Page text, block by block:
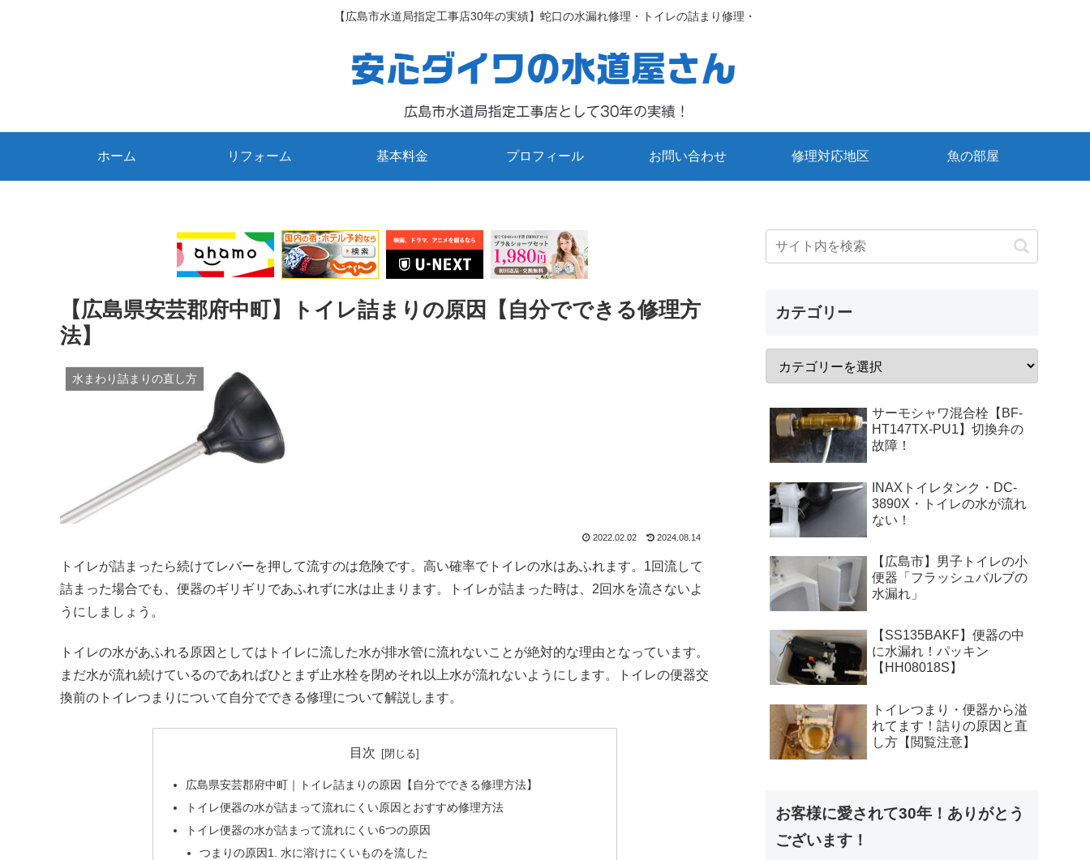
【広島市水道局指定工事店30年の実績】蛇口の水漏れ修理・トイレの詰まり修理・
ホーム リフォーム 基本料金 プロフィール お問い合わせ 修理対応地区 魚の部屋
【広島県安芸郡府中町】トイレ詰まりの原因【自分でできる修理方
法】
水まわり詰まりの直し方
2022.02.02 2024.08.14
トイレが詰まったら続けてレバーを押して流すのは危険です。高い確率でトイレの水はあふれます。1回流して
詰まった場合でも、便器のギリギリであふれずに水は止まります。トイレが詰まった時は、2回水を流さないよ
うにしましょう。
トイレの水があふれる原因としてはトイレに流した水が排水管に流れないことが絶対的な理由となっています。
まだ水が流れ続けているのであればひとまず止水栓を閉めそれ以上水が流れないようにします。トイレの便器交
換前のトイレつまりについて自分でできる修理について解説します。
目次
広島県安芸郡府中町｜トイレ詰まりの原因【自分でできる修理方法】
トイレ便器の水が詰まって流れにくい原因とおすすめ修理方法
トイレ便器の水が詰まって流れにくい6つの原因
つまりの原因1. 水に溶けにくいものを流した
カテゴリー
サーモシャワ混合栓【BF-
HT147TX-PU1】切換弁の
故障！
INAXトイレタンク・DC-
3890X・トイレの水が流れ
ない！
【広島市】男子トイレの小
便器「フラッシュバルブの
水漏れ」
【SS135BAKF】便器の中
に水漏れ！パッキン
【HH08018S】
トイレつまり・便器から溢
れてます！詰りの原因と直
し方【閲覧注意】
お客様に愛されて30年！ありがとう
ございます！